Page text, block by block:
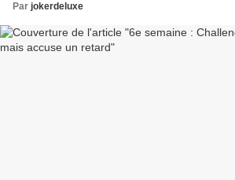
Par jokerdeluxe